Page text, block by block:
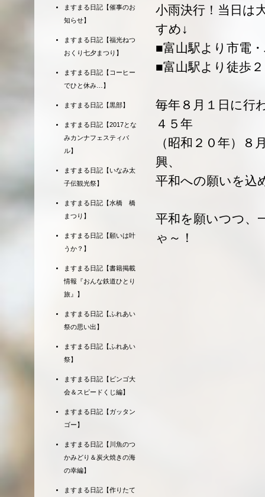
小雨決行！当日は
すめ↓
■富山駅より市電
■富山駅より徒歩
毎年８月１日に行
４５年
（昭和２０年）
興、
平和への願いを込
平和を願いつつ、
ゃ～！
ますまる日記【催事のお
知らせ】
ますまる日記【福光ねつ
おくり七夕まつり】
ますまる日記【コーヒー
でひと休み…】
ますまる日記【黒部】
ますまる日記【2017とな
みカンナフェスティバ
ル】
ますまる日記【いなみ太
子伝観光祭】
ますまる日記【水橋 橋
まつり】
ますまる日記【願いは叶
うか？】
ますまる日記【書籍掲載
情報『おんな鉄道ひとり
旅』】
ますまる日記【ふれあい
祭の思い出】
ますまる日記【ふれあい
祭】
ますまる日記【ビンゴ大
会＆スピードくじ編】
ますまる日記【ガッタン
ゴー】
ますまる日記【川魚のつ
かみどり＆炭火焼きの海
の幸編】
ますまる日記【作りたて